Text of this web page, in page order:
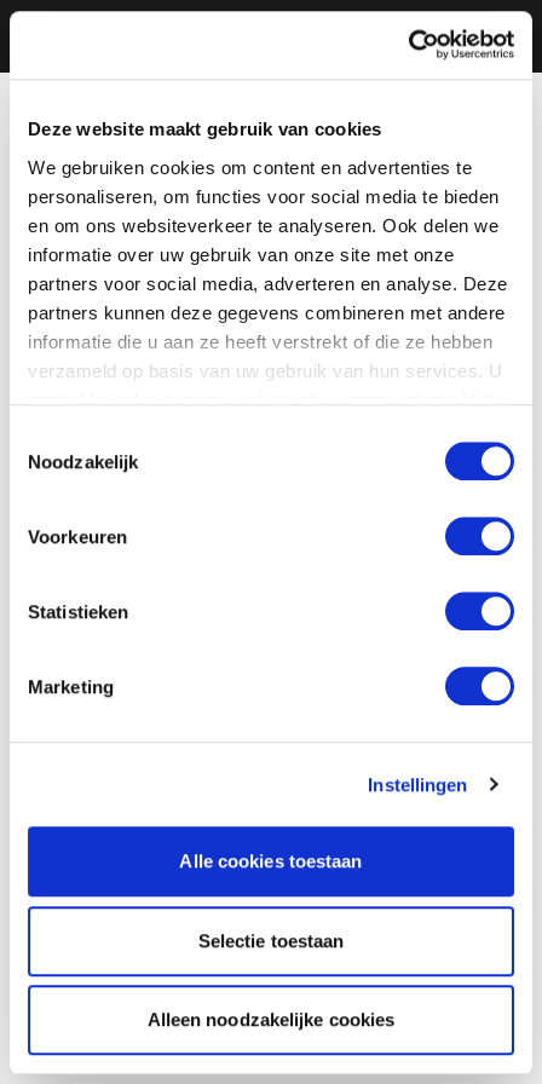
Deze website maakt gebruik van cookies
We gebruiken cookies om content en advertenties te
personaliseren, om functies voor social media te bieden
en om ons websiteverkeer te analyseren. Ook delen we
informatie over uw gebruik van onze site met onze
partners voor social media, adverteren en analyse. Deze
partners kunnen deze gegevens combineren met andere
informatie die u aan ze heeft verstrekt of die ze hebben
verzameld op basis van uw gebruik van hun services. U
Noodzakelijk
Voorkeuren
Statistieken
Marketing
Instellingen
Alle cookies toestaan
Selectie toestaan
Alleen noodzakelijke cookies